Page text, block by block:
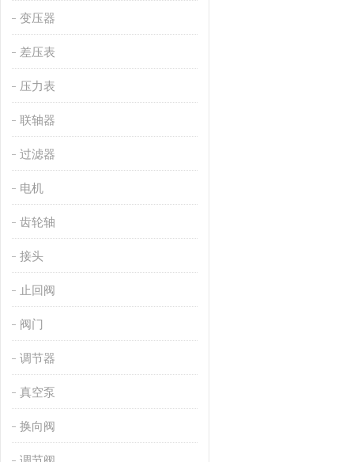
变压器
差压表
压力表
联轴器
过滤器
电机
齿轮轴
接头
止回阀
阀门
调节器
真空泵
换向阀